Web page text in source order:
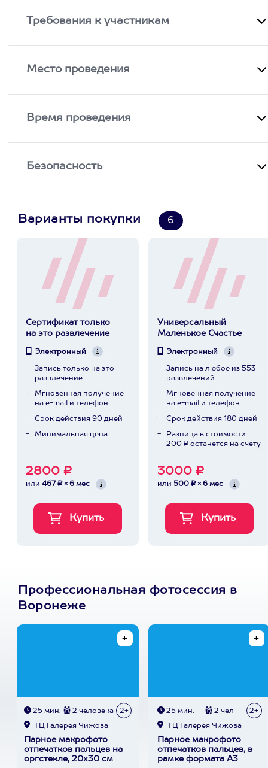
Требования к участникам
Место проведения
Время проведения
Безопасность
Варианты покупки 6
Сертификат только
на это развлечение
Электронный
Запись только на это
развлечение
Мгновенная получение
на e-mail и телефон
Срок действия 90 дней
Минимальная цена
2800 ₽
или 467 ₽ × 6 мес
Универсальный
Маленькое Счастье
Электронный
Запись на любое из 553
развлечений
Мгновенная получение
на e-mail и телефон
Срок действия 180 дней
Разница в стоимости
200 ₽ останется на счету
3000 ₽
или 500 ₽ × 6 мес
Профессиональная фотосессия в
Воронеже
25 мин. 2 человека 2+
ТЦ Галерея Чижова
Парное макрофото
отпечатков пальцев на
оргстекле, 20х30 см
25 мин. 2 чел 2+
ТЦ Галерея Чижова
Парное макрофото
отпечатков пальцев, в
рамке формата А3